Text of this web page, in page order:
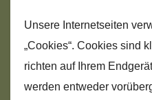
Unsere Internetseiten
„Cookies“. Cookies sind
richten auf Ihrem
werden entweder